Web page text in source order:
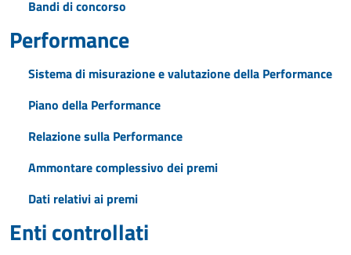
Bandi di concorso
Performance
Sistema di misurazione e valutazione della Performance
Piano della Performance
Relazione sulla Performance
Ammontare complessivo dei premi
Dati relativi ai premi
Enti controllati